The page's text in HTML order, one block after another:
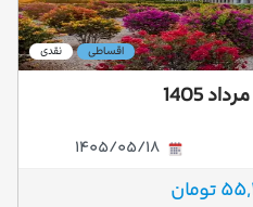
نقدی اقساطی
1405